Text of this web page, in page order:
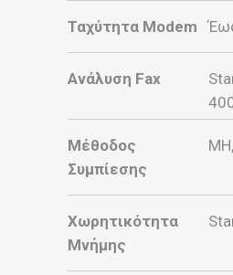
Ταχύτητα Modem
Ανάλυση Fax
Μέθοδος
Συμπίεσης
Χωρητικότητα
Μνήμης